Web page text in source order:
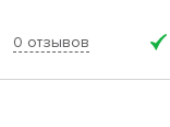
0 отзывов